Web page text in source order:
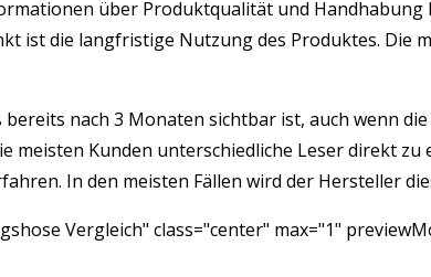
über Produktqualität und
ist die langfristige Nutzung des Produktes. Die
nach 3 Monaten sichtbar ist, auch wenn
meisten Kunden unterschiedliche Leser direkt
In den meisten Fällen wird der Hersteller
Vergleich" class="center" max="1"